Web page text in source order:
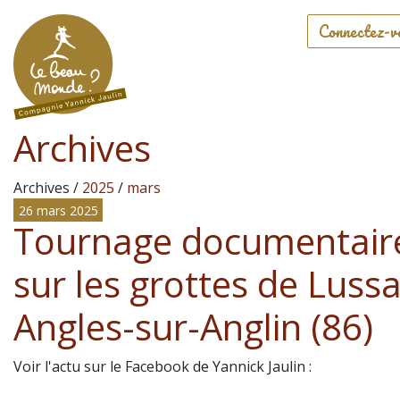
Connectez-
Archives
Archives / 2025 / mars
26 mars 2025
Tournage
sur les grottes de
Angles-sur-Anglin (86)
Voir l'actu sur le Facebook de Yannick Jaulin :